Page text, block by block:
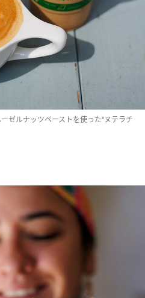
ゼルナッツペーストを使った“ヌテラチ